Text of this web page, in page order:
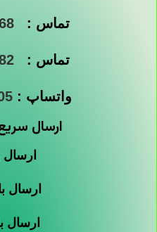
تماس :
تماس :
واتساپ :
ارسال
ارسال
ارسال